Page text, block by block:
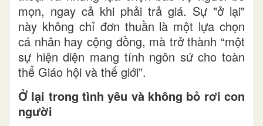
mọn, ngay cả khi phải trả giá. Sự "ở lại"
này không chỉ đơn thuần là một lựa chọn
cá nhân hay cộng đồng, mà trở thành “một
sự hiện diện mang tính ngôn sứ cho toàn
thể Giáo hội và thế giới”.
Ở lại trong tình yêu và không bỏ rơi con
người